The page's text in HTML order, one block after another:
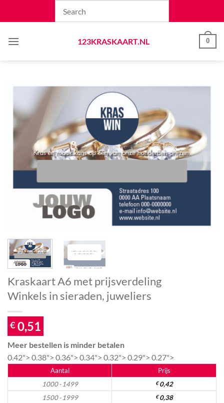
123KRASKAART.NL
0
Kraskaart A6 met prijsverdeling
Winkels in sieraden, juweliers
€ 0,51
Meer bestellen is minder betalen
0.42"> 0.38"> 0.36"> 0.34"> 0.32"> 0.29"> 0.27">
Aantal
Prijs
1000 - 1499
€0,42
1500 - 1999
€0,38